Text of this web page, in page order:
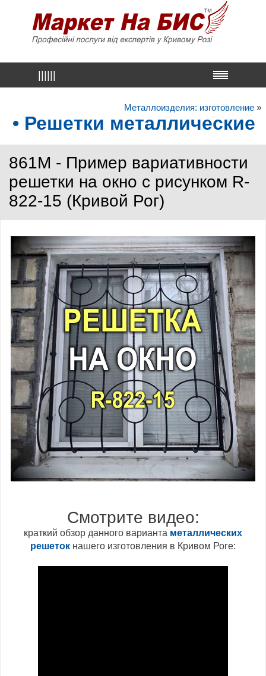
Металлоизделия: изготовление »
• Решетки металлические
861M - Пример вариативности
решетки на окно с рисунком R-
822-15 (Кривой Рог)
Смотрите видео:
краткий обзор данного варианта металлических
решеток нашего изготовления в Кривом Роге: